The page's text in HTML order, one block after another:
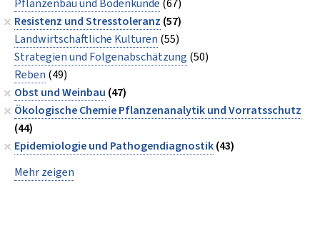
Pflanzenbau und Bodenkunde (67)
Resistenz und Stresstoleranz (57)
Landwirtschaftliche Kulturen (55)
Strategien und Folgenabschätzung (50)
Reben (49)
Obst und Weinbau (47)
Ökologische Chemie Pflanzenanalytik und Vorratsschutz
(44)
Epidemiologie und Pathogendiagnostik(43)
Mehr zeigen